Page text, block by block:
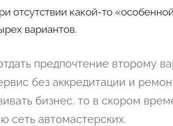
отсутствии какой-то
вариантов.
предпочтение второму
без аккредитации и
бизнес, то в скором
сеть автомастерских.